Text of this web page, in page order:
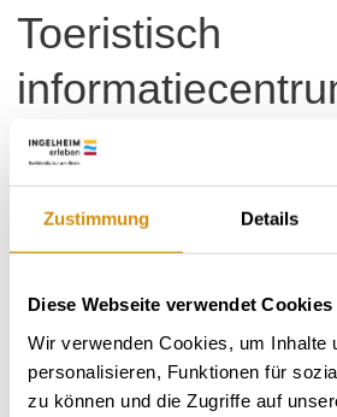
Zustimmung Details
Diese Webseite verwendet Cookies
Wir verwenden Cookies, um Inhalte
personalisieren, Funktionen für
zu können und die Zugriffe auf
Toeristisch
gemeente Gau-
Het VVV-kantoor ligt centraal in
over verschillende
We staan voor je klaar tijdens de
openingstijden: